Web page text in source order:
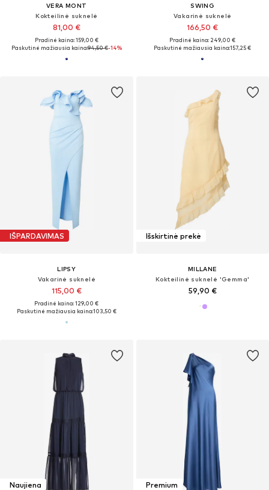
VERA MONT
Kokteilinė suknelė
81,00 €
Pradinė kaina: 159,00 €
Paskutinė mažiausia kaina:94,50 €-14%
SWING
Vakarinė suknelė
166,50 €
Pradinė kaina: 249,00 €
Paskutinė mažiausia kaina:157,25 €
IŠPARDAVIMAS
LIPSY
Vakarinė suknelė
115,00 €
Pradinė kaina: 129,00 €
Paskutinė mažiausia kaina:103,50 €
Išskirtinė prekė
MILLANE
Kokteilinė suknelė 'Gemma'
59,90 €
Naujiena
Premium